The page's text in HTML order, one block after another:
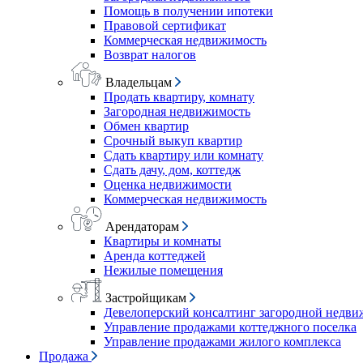
Помощь в получении ипотеки
Правовой сертификат
Коммерческая недвижимость
Возврат налогов
Владельцам
Продать квартиру, комнату
Загородная недвижимость
Обмен квартир
Срочный выкуп квартир
Сдать квартиру или комнату
Сдать дачу, дом, коттедж
Оценка недвижимости
Коммерческая недвижимость
Арендаторам
Квартиры и комнаты
Аренда коттеджей
Нежилые помещения
Застройщикам
Девелоперский консалтинг загородной
Управление продажами коттеджного поселка
Управление продажами жилого комплекса
Продажа